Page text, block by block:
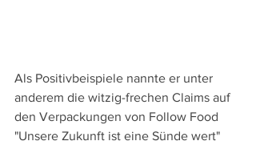
Als Positivbeispiele nannte er unter
anderem die witzig-frechen Claims auf
den Verpackungen von Follow Food
"Unsere Zukunft ist eine Sünde wert"